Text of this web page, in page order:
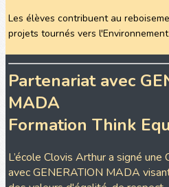
Les élèves contribuent au
projets tournés vers
Partenariat avec
MADA
Formation Think
L’école Clovis Arthur a signé
avec GENERATION MADA